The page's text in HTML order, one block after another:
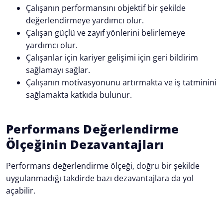
Çalışanın performansını objektif bir şekilde
değerlendirmeye yardımcı olur.
Çalışan güçlü ve zayıf yönlerini belirlemeye
yardımcı olur.
Çalışanlar için kariyer gelişimi için geri bildirim
sağlamayı sağlar.
Çalışanın motivasyonunu artırmakta ve iş tatminini
sağlamakta katkıda bulunur.
Performans Değerlendirme
Ölçeğinin Dezavantajları
Performans değerlendirme ölçeği, doğru bir şekilde
uygulanmadığı takdirde bazı dezavantajlara da yol
açabilir.